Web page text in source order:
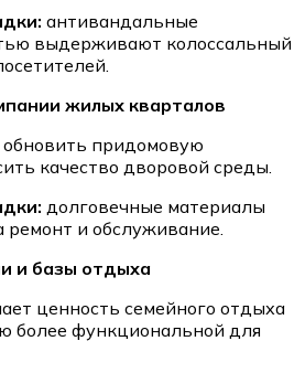
антивандальные
выдерживают колоссальный
жилых кварталов
придомовую
качество дворовой среды.
долговечные материалы
и обслуживание.
и базы отдыха
ценность семейного отдыха
более функциональной для